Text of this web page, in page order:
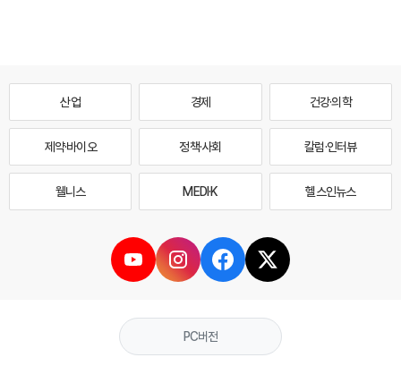
산업 경제 건강·의학
제약·바이오 정책·사회 칼럼·인터뷰
웰니스 MEDI·K 헬스인뉴스
PC버전